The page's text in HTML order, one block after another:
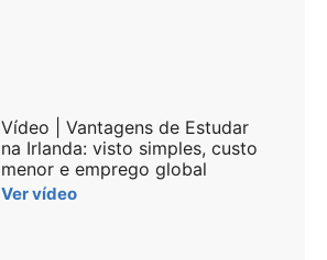
Vídeo | Vantagens de Estudar
na Irlanda: visto simples, custo
menor e emprego global
Ver vídeo